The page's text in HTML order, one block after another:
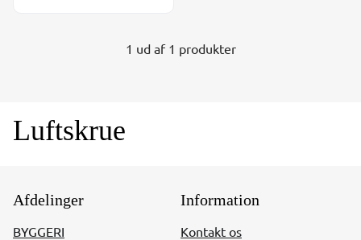
1 ud af 1 produkter
Luftskrue
Afdelinger
BYGGERI
Information
Kontakt os